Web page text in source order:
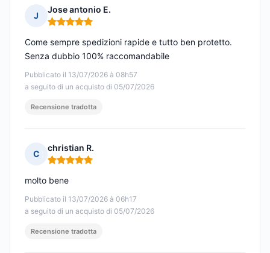
J
Jose antonio E.
Nota: 5 su 5
Pubblicato il 13/07/2026 à 08h57
a seguito di un acquisto di 05/07/2026
Come sempre spedizioni rapide e tutto ben protetto.
Senza dubbio 100% raccomandabile
Recensione tradotta
C
christian R.
Nota: 5 su 5
Pubblicato il 13/07/2026 à 06h17
a seguito di un acquisto di 05/07/2026
molto bene
Recensione tradotta